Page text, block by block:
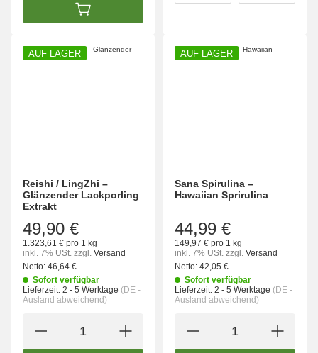
IN DEN WARENKORB
AUF LAGER
Reishi / LingZhi –
Glänzender Lackporling
Extrakt
49,90 €
1.323,61 € pro 1 kg
inkl. 7% USt. zzgl. Versand
Netto: 46,64 €
Sofort verfügbar
Lieferzeit: 2 - 5 Werktage (DE -
Ausland abweichend)
AUF LAGER
Sana Spirulina –
Hawaiian Sprirulina
44,99 €
149,97 € pro 1 kg
inkl. 7% USt. zzgl. Versand
Netto: 42,05 €
Sofort verfügbar
Lieferzeit: 2 - 5 Werktage (DE -
Ausland abweichend)